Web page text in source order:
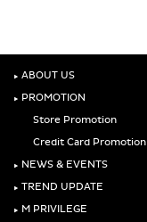
‣ ABOUT US
‣ PROMOTION
Store Promotion
Credit Card Promotion
‣ NEWS & EVENTS
‣ TREND UPDATE
‣ M PRIVILEGE